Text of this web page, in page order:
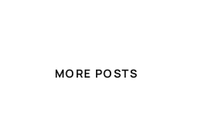
MORE POSTS